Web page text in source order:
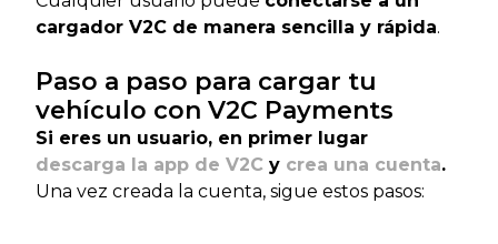
cargador V2C de manera sencilla y rápida.
Paso a paso para cargar tu
vehículo con V2C Payments
Si eres un usuario, en primer lugar
descarga la app de V2C y crea una cuenta.
Una vez creada la cuenta, sigue estos pasos: